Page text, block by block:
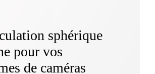
sphérique
pour vos
de caméras